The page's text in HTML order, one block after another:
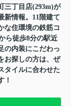
三丁目店(293m)が
新情報。11階建て
な住環境の鉄筋コ
ら徒歩8分の駅近
の内装にこだわっ
お探しの方は、ぜ
タイルに合わせた
！